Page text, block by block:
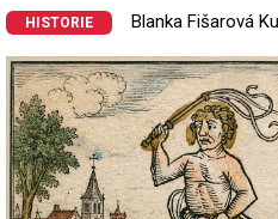
HISTORIE Blanka Fišarová
Image